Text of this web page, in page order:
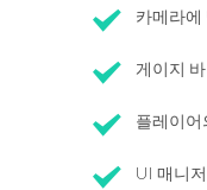
카메라에
게이지
플레이어
UI 매니